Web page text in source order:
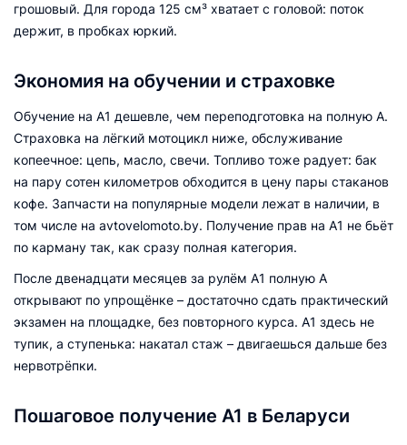
грошовый. Для города 125 см³ хватает с головой: поток
держит, в пробках юркий.
Экономия на обучении и страховке
Обучение на А1 дешевле, чем переподготовка на полную А.
Страховка на лёгкий мотоцикл ниже, обслуживание
копеечное: цепь, масло, свечи. Топливо тоже радует: бак
на пару сотен километров обходится в цену пары стаканов
кофе. Запчасти на популярные модели лежат в наличии, в
том числе на avtovelomoto.by. Получение прав на А1 не бьёт
по карману так, как сразу полная категория.
После двенадцати месяцев за рулём А1 полную А
открывают по упрощёнке – достаточно сдать практический
экзамен на площадке, без повторного курса. А1 здесь не
тупик, а ступенька: накатал стаж – двигаешься дальше без
нервотрёпки.
Пошаговое получение А1 в Беларуси